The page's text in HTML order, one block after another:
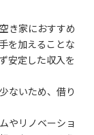
き家におすすめ
を加えることな
安定した収入を
ないため、借り
やリノベーショ